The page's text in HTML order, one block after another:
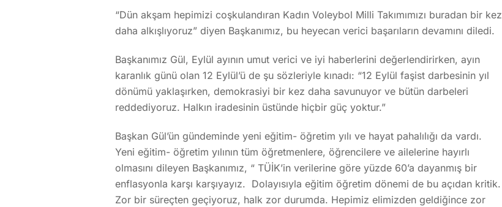
“Dün akşam hepimizi coşkulandıran Kadın Voleybol Milli Takımımızı buradan bir kez
daha alkışlıyoruz” diyen Başkanımız, bu heyecan verici başarıların devamını diledi.
Başkanımız Gül, Eylül ayının umut verici ve iyi haberlerini değerlendirirken, ayın
karanlık günü olan 12 Eylül’ü de şu sözleriyle kınadı: “12 Eylül faşist darbesinin yıl
dönümü yaklaşırken, demokrasiyi bir kez daha savunuyor ve bütün darbeleri
reddediyoruz. Halkın iradesinin üstünde hiçbir güç yoktur.”
Başkan Gül’ün gündeminde yeni eğitim- öğretim yılı ve hayat pahalılığı da vardı.
Yeni eğitim- öğretim yılının tüm öğretmenlere, öğrencilere ve ailelerine hayırlı
olmasını dileyen Başkanımız, “ TÜİK’in verilerine göre yüzde 60’a dayanmış bir
enflasyonla karşı karşıyayız. Dolayısıyla eğitim öğretim dönemi de bu açıdan kritik.
Zor bir süreçten geçiyoruz, halk zor durumda. Hepimiz elimizden geldiğince zor